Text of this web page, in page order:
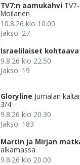
TV7:n aamukahvi
Moilanen
10.8.26 klo 10.00
Jakso: 27
Israelilaiset
9.8.26 klo 22.50
Jakso: 19
Gloryline Jumalan
3/4
9.8.26 klo 20.30
Jakso: 183
Martin ja Mirjan
alkamassa
9.8.26 klo 20.00